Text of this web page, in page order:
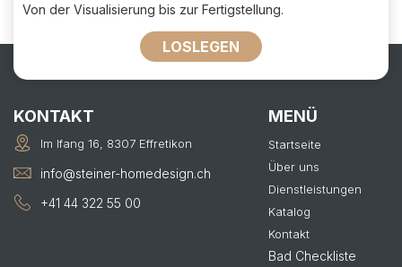
Von der Visualisierung bis zur Fertigstellung.
LOSLEGEN
KONTAKT
Im Ifang 16, 8307 Effretikon
info@steiner-homedesign.ch
+41 44 322 55 00
MENÜ
Startseite
Über uns
Dienstleistungen
Katalog
Kontakt
Bad Checkliste